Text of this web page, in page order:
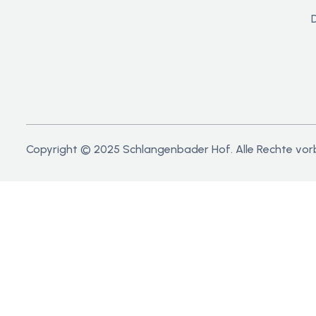
Copyright © 2025 Schlangenbader Hof. Alle Rechte